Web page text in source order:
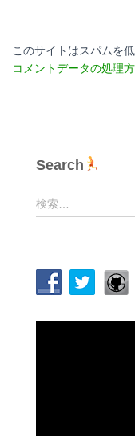
このサイトはスパムを
コメントデータの処理
Search
検
索
検索…